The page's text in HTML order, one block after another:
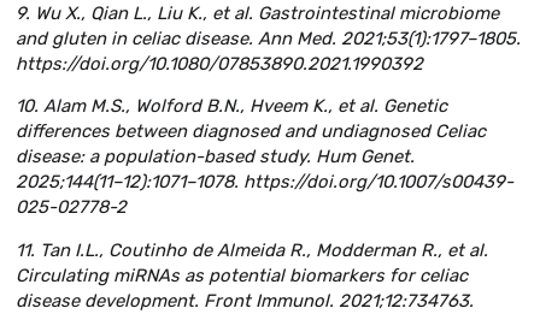
9. Wu X., Qian L., Liu K., et al. Gastrointestinal microbiome
and gluten in celiac disease. Ann Med. 2021;53(1):1797–1805.
https://doi.org/10.1080/07853890.2021.1990392
10. Alam M.S., Wolford B.N., Hveem K., et al. Genetic
differences between diagnosed and undiagnosed Celiac
disease: a population-based study. Hum Genet.
2025;144(11–12):1071–1078. https://doi.org/10.1007/s00439-
025-02778-2
11. Tan I.L., Coutinho de Almeida R., Modderman R., et al.
Circulating miRNAs as potential biomarkers for celiac
disease development. Front Immunol. 2021;12:734763.